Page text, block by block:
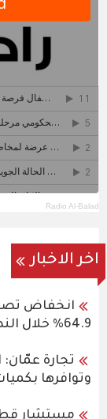
Radio Al-Balad
اخر الاخبار
انخفاض
64.9% خلال النصف الأول من 2026
تجارة
وتوافرها
مستشار